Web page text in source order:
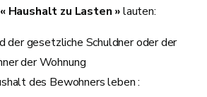
« Haushalt zu Lasten »lauten:
der gesetzliche Schuldner oder der
der Wohnung
des Bewohners leben :